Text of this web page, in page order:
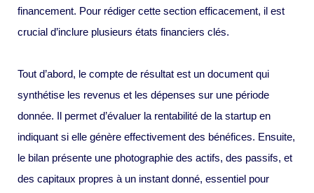
financement. Pour rédiger cette section efficacement, il est
crucial d’inclure plusieurs états financiers clés.
Tout d’abord, le compte de résultat est un document qui
synthétise les revenus et les dépenses sur une période
donnée. Il permet d’évaluer la rentabilité de la startup en
indiquant si elle génère effectivement des bénéfices. Ensuite,
le bilan présente une photographie des actifs, des passifs, et
des capitaux propres à un instant donné, essentiel pour